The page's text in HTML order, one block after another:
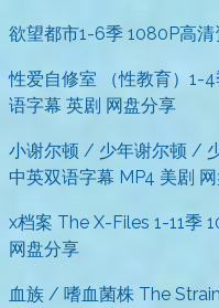
欲望都市1-6季 1080P高
性爱自修室 （性教育）1-
语字幕 英剧 网盘分享
小谢尔顿 / 少年谢尔顿 /
中英双语字幕 MP4 美剧
x档案 The X-Files 1-11季
网盘分享
血族 / 嗜血菌株 The